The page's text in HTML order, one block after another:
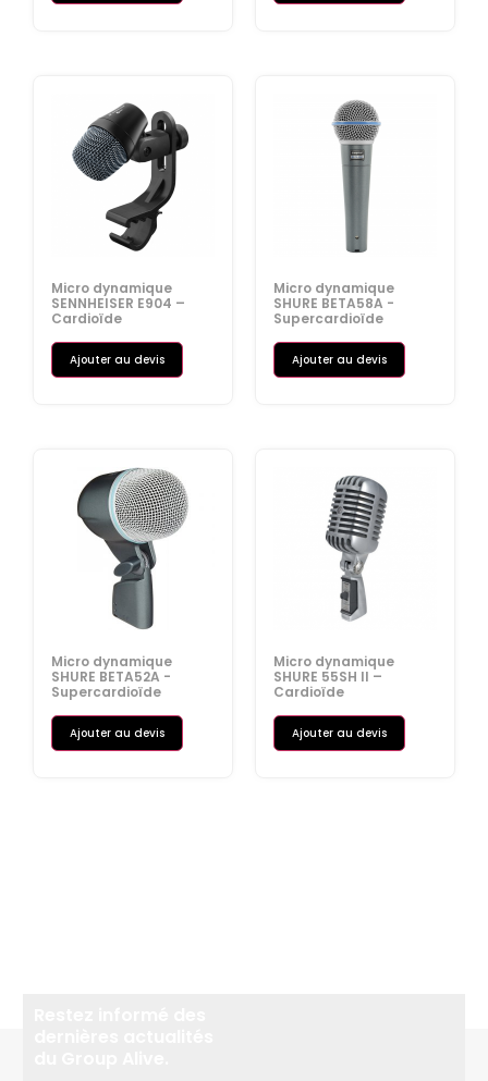
Micro dynamique
SENNHEISER E904 –
Cardioïde
Ajouter au devis
Micro dynamique
SHURE BETA58A -
Supercardioïde
Ajouter au devis
Micro dynamique
SHURE BETA52A -
Supercardioïde
Ajouter au devis
Micro dynamique
SHURE 55SH II –
Cardioïde
Ajouter au devis